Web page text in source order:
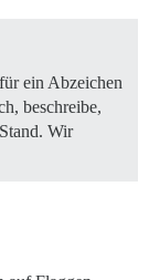
ein Abzeichen
beschreibe,
Wir